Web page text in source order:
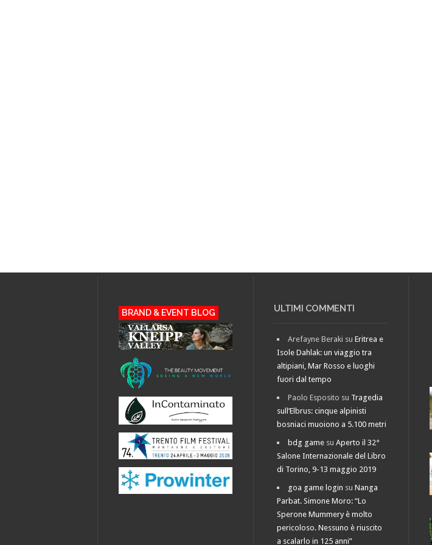
BRAND & EVENT BLOG ULTIMI COMMENTI
Arefayne Beraki suEritrea e
Isole Dahlak: un viaggio tra
altipiani, Mar Rosso e luoghi
fuori dal tempo
Paolo Esposito su Tragedia
sull’Elbrus: cinque alpinisti
bosniaci muoiono a 5.100 metri
bdg game suAperto il 32°
Salone Internazionale del Libro
di Torino, 9-13 maggio 2019
goa game login suNanga
Parbat. Simone Moro: “Lo
Sperone Mummery è molto
pericoloso. Nessuno è riuscito
a scalarlo in 125 anni”